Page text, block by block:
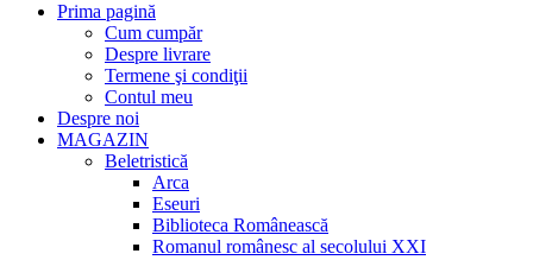
Prima pagină
Cum cumpăr
Despre livrare
Termene şi condiţii
Contul meu
Despre noi
MAGAZIN
Beletristică
Arca
Eseuri
Biblioteca Românească
Romanul românesc al secolului XXI